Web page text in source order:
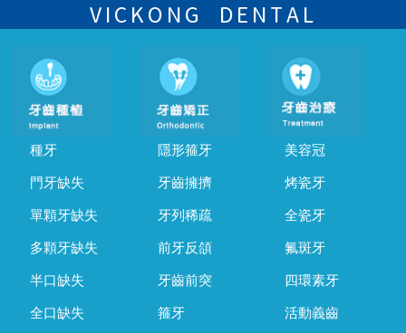
的時間及資料，並且重新預約的日期及時段
VICKONG DENTAL
種牙
門牙缺失
單顆牙缺失
多顆牙缺失
半口缺失
全口缺失
隱形箍牙
牙齒擁擠
牙列稀疏
前牙反頜
牙齒前突
箍牙
美容冠
烤瓷牙
全瓷牙
氟斑牙
四環素牙
活動義齒